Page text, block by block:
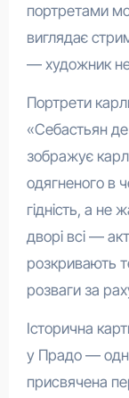
портретами
виглядає
— художник
Портрети
«Себастьян
зображує
одягненого в
гідність, а не
дворі всі —
розкривають
розваги за
Історична
у Прадо —
присвячена